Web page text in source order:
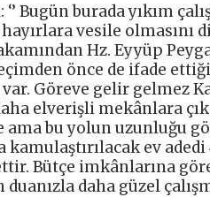
Bugün burada yıkım
vesile olmasını
Hz. Eyyüp
önce de ifade
Göreve gelir gelmez
elverişli mekânlara
ama bu yolun uzunluğu
ev adedi
Bütçe imkânlarına
duanızla daha güzel